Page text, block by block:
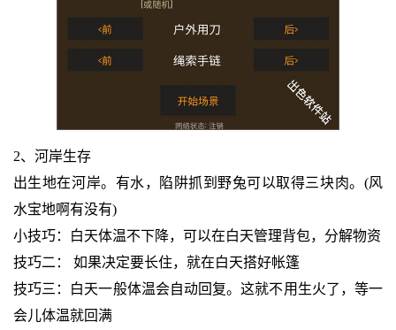
2、河岸生存
出生地在河岸。有水，陷阱抓到野兔可以取得三块肉。(风
水宝地啊有没有)
小技巧：白天体温不下降，可以在白天管理背包，分解物资
技巧二： 如果决定要长住，就在白天搭好帐篷
技巧三：白天一般体温会自动回复。这就不用生火了，等一
会儿体温就回满